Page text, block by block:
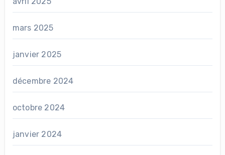
mars 2025
janvier 2025
décembre 2024
octobre 2024
janvier 2024